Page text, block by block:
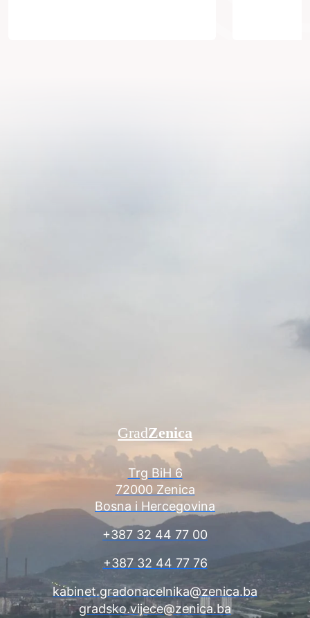
Trg BiH 6
72000 Zenica
Bosna i Hercegovina
+387 32 44 77 00
+387 32 44 77 76
kabinet.gradonacelnika@zenica.ba
gradsko.vijece@zenica.ba
GradZenica